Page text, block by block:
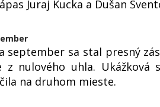
Juraj Kucka a Dušan
september sa stal presný
z nulového uhla. Ukážková
na druhom mieste.